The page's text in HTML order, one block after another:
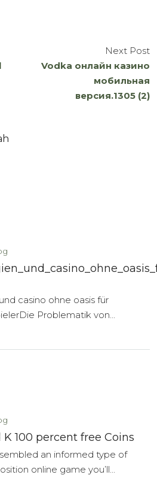
Next Post
Vodka онлайн казино
мобильная
версия.1305 (2)
casino ohne oasis für
Problematik von...
100 percent free Coins
an informed type of
online game you’ll...